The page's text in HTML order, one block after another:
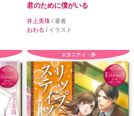
君のために僕がいる
井上美珠 / 著者
おわる / イラスト
エタニティ・赤